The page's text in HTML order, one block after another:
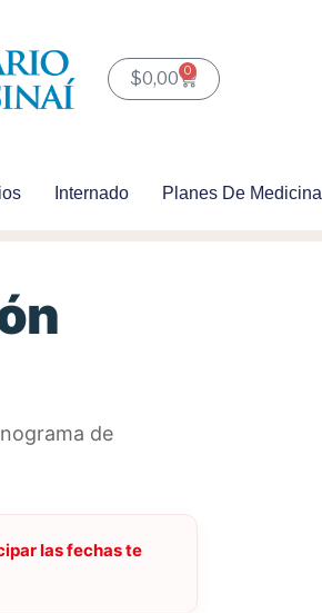
$0,00 0
Carrito
Internado Planes De Medicina
de
las fechas te